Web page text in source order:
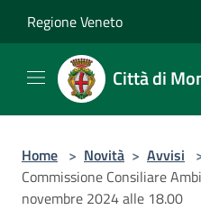
Regione Veneto
Città di
Home > Novità > Avvisi
Commissione Consiliare
novembre 2024 alle 18.00